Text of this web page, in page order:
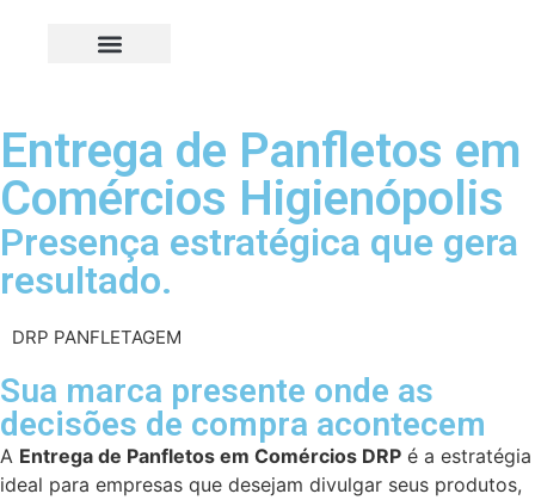
Entrega de Panfletos em
Comércios Higienópolis
Presença estratégica que gera
resultado.
DRP PANFLETAGEM
Sua marca presente onde as
decisões de compra acontecem
A Entrega de Panfletos em Comércios DRP é a estratégia
ideal para empresas que desejam divulgar seus produtos,